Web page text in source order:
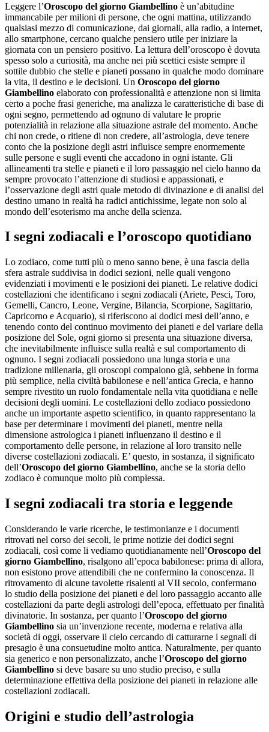
Leggere l’Oroscopo del giorno Giambellino è un’abitudine
immancabile per milioni di persone, che ogni mattina, utilizzando
qualsiasi mezzo di comunicazione, dai giornali, alla radio, a internet,
allo smartphone, cercano qualche pensiero utile per iniziare la
giornata con un pensiero positivo. La lettura dell’oroscopo è dovuta
spesso solo a curiosità, ma anche nei più scettici esiste sempre il
sottile dubbio che stelle e pianeti possano in qualche modo dominare
la vita, il destino e le decisioni. Un Oroscopo del giorno
Giambellino elaborato con professionalità e attenzione non si limita
certo a poche frasi generiche, ma analizza le caratteristiche di base di
ogni segno, permettendo ad ognuno di valutare le proprie
potenzialità in relazione alla situazione astrale del momento. Anche
chi non crede, o ritiene di non credere, all’astrologia, deve tenere
conto che la posizione degli astri influisce sempre enormemente
sulle persone e sugli eventi che accadono in ogni istante. Gli
allineamenti tra stelle e pianeti e il loro passaggio nel cielo hanno da
sempre provocato l’attenzione di studiosi e appassionati, e
l’osservazione degli astri quale metodo di divinazione e di analisi del
destino umano in realtà ha radici antichissime, legate non solo al
mondo dell’esoterismo ma anche della scienza.
I segni zodiacali e l’oroscopo quotidiano
Lo zodiaco, come tutti più o meno sanno bene, è una fascia della
sfera astrale suddivisa in dodici sezioni, nelle quali vengono
evidenziati i movimenti e le posizioni dei pianeti. Le relative dodici
costellazioni che identificano i segni zodiacali (Ariete, Pesci, Toro,
Gemelli, Cancro, Leone, Vergine, Bilancia, Scorpione, Sagittario,
Capricorno e Acquario), si riferiscono ai dodici mesi dell’anno, e
tenendo conto del continuo movimento dei pianeti e del variare della
posizione del Sole, ogni giorno si presenta una situazione diversa,
che inevitabilmente influisce sulla realtà e sul comportamento di
ognuno. I segni zodiacali possiedono una lunga storia e una
tradizione millenaria, gli oroscopi compaiono già, sebbene in forma
più semplice, nella civiltà babilonese e nell’antica Grecia, e hanno
sempre rivestito un ruolo fondamentale nella vita quotidiana e nelle
decisioni degli uomini. Le costellazioni dello zodiaco possiedono
anche un importante aspetto scientifico, in quanto rappresentano la
base per determinare i movimenti dei pianeti, mentre nella
dimensione astrologica i pianeti influenzano il destino e il
comportamento delle persone, in relazione al loro transito nelle
diverse costellazioni zodiacali. E’ questo, in sostanza, il significato
dell’Oroscopo del giorno Giambellino, anche se la storia dello
zodiaco è comunque molto più complessa.
I segni zodiacali tra storia e leggende
Considerando le varie ricerche, le testimonianze e i documenti
ritrovati nel corso dei secoli, le prime notizie dei dodici segni
zodiacali, così come li vediamo quotidianamente nell’Oroscopo del
giorno Giambellino, risalgono all’epoca babilonese: prima di allora,
non esistono prove attendibili che ne confermino la conoscenza. Il
ritrovamento di alcune tavolette risalenti al VII secolo, confermano
lo studio della posizione dei pianeti e del loro passaggio accanto alle
costellazioni da parte degli astrologi dell’epoca, effettuato per finalità
divinatorie. In sostanza, per quanto l’Oroscopo del giorno
Giambellino sia un’invenzione recente, moderna e relativa alla
società di oggi, osservare il cielo cercando di catturarne i segnali di
presagio è una consuetudine molto antica. Naturalmente, per quanto
sia generico e non personalizzato, anche l’Oroscopo del giorno
Giambellino si deve basare su uno studio preciso, e sulla
determinazione effettiva della posizione dei pianeti in relazione alle
costellazioni zodiacali.
Origini e studio dell’astrologia